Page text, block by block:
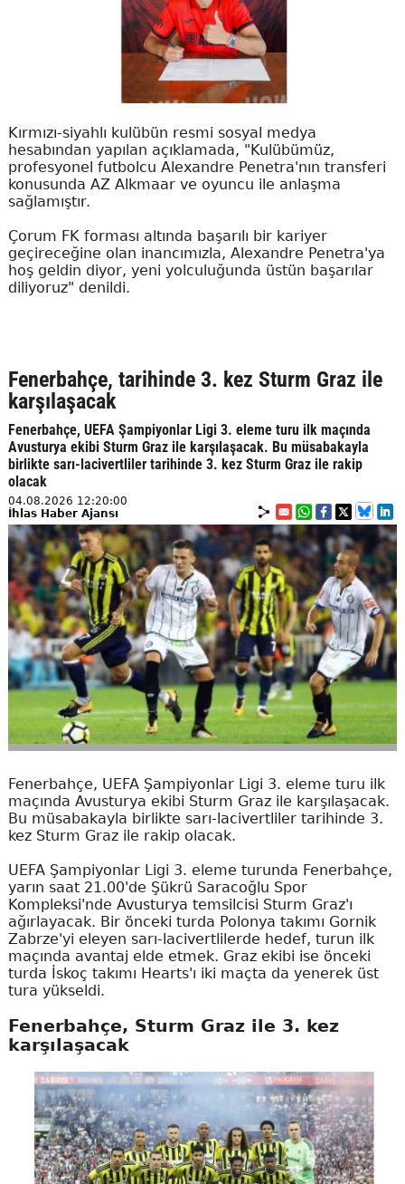
Kırmızı-siyahlı kulübün resmi sosyal medya
hesabından yapılan açıklamada, "Kulübümüz,
profesyonel futbolcu Alexandre Penetra'nın transferi
konusunda AZ Alkmaar ve oyuncu ile anlaşma
sağlamıştır.
Çorum FK forması altında başarılı bir kariyer
geçireceğine olan inancımızla, Alexandre Penetra'ya
hoş geldin diyor, yeni yolculuğunda üstün başarılar
diliyoruz" denildi.
Fenerbahçe, tarihinde 3. kez Sturm Graz ile
karşılaşacak
Fenerbahçe, UEFA Şampiyonlar Ligi 3. eleme turu ilk maçında
Avusturya ekibi Sturm Graz ile karşılaşacak. Bu müsabakayla
birlikte sarı-lacivertliler tarihinde 3. kez Sturm Graz ile rakip
olacak
04.08.2026 12:20:00
İhlas Haber Ajansı
Fenerbahçe, UEFA Şampiyonlar Ligi 3. eleme turu ilk
maçında Avusturya ekibi Sturm Graz ile karşılaşacak.
Bu müsabakayla birlikte sarı-lacivertliler tarihinde 3.
kez Sturm Graz ile rakip olacak.
UEFA Şampiyonlar Ligi 3. eleme turunda Fenerbahçe,
yarın saat 21.00'de Şükrü Saracoğlu Spor
Kompleksi'nde Avusturya temsilcisi Sturm Graz'ı
ağırlayacak. Bir önceki turda Polonya takımı Gornik
Zabrze'yi eleyen sarı-lacivertlilerde hedef, turun ilk
maçında avantaj elde etmek. Graz ekibi ise önceki
turda İskoç takımı Hearts'ı iki maçta da yenerek üst
tura yükseldi.
Fenerbahçe, Sturm Graz ile 3. kez
karşılaşacak